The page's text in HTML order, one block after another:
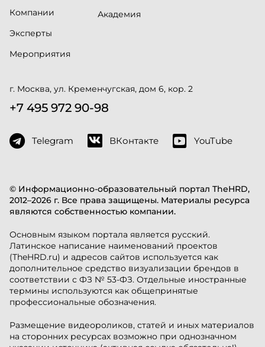
© Информационно-образовательный портал TheHRD,
2012–2026 г. Все права защищены. Материалы ресурса
являются собственностью компании.
Основным языком портала является русский.
Латинское написание наименований проектов
(TheHRD.ru) и адресов сайтов используется как
дополнительное средство визуализации брендов в
соответствии с ФЗ № 53-ФЗ. Отдельные иностранные
термины используются как общепринятые
профессиональные обозначения.
Размещение видеороликов, статей и иных материалов
на сторонних ресурсах возможно при однозначном
Компании
Эксперты
Мероприятия
Академия
г. Москва, ул. Кременчугская, дом 6, кор. 2
+7 495 972 90-98
Telegram ВКонтакте YouTube